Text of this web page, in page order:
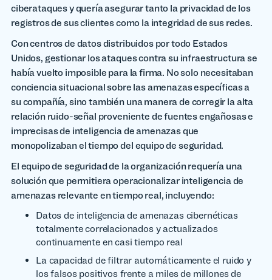
ciberataques y quería asegurar tanto la privacidad de los
registros de sus clientes como la integridad de sus redes.
Con centros de datos distribuidos por todo Estados
Unidos, gestionar los ataques contra su infraestructura se
había vuelto imposible para la firma. No solo necesitaban
conciencia situacional sobre las amenazas específicas a
su compañía, sino también una manera de corregir la alta
relación ruido-señal proveniente de fuentes engañosas e
imprecisas de inteligencia de amenazas que
monopolizaban el tiempo del equipo de seguridad.
El equipo de seguridad de la organización requería una
solución que permitiera operacionalizar inteligencia de
amenazas relevante en tiempo real, incluyendo:
Datos de inteligencia de amenazas cibernéticas
totalmente correlacionados y actualizados
continuamente en casi tiempo real
La capacidad de filtrar automáticamente el ruido y
los falsos positivos frente a miles de millones de